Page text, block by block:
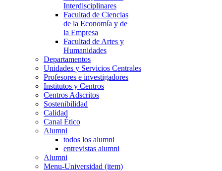
Interdisciplinares
Facultad de Ciencias
de la Economía y de
la Empresa
Facultad de Artes y
Humanidades
Departamentos
Unidades y Servicios Centrales
Profesores e investigadores
Institutos y Centros
Centros Adscritos
Sostenibilidad
Calidad
Canal Ético
Alumni
todos los alumni
entrevistas alumni
Alumni
Menu-Universidad (item)